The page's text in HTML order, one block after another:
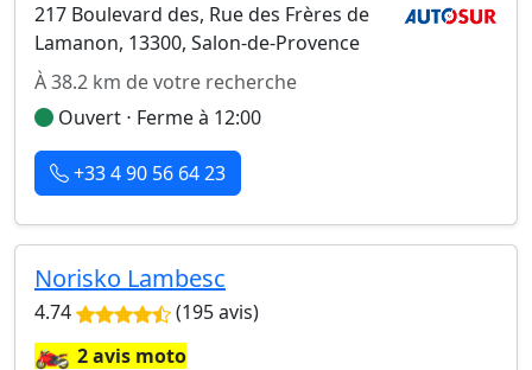
217 Boulevard des, Rue des Frères de
Lamanon, 13300, Salon-de-Provence
À 38.2 km de votre recherche
Ouvert ⋅ Ferme à 12:00
+33 4 90 56 64 23
Norisko Lambesc
4.74 (195 avis)
🏍️2 avis moto